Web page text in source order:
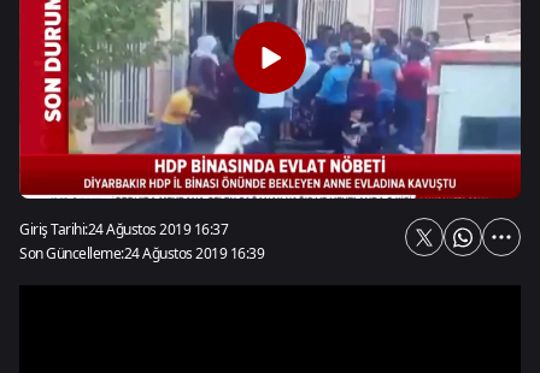
Giriş Tarihi:24 Ağustos 2019 16:37
Son Güncelleme:24 Ağustos 2019 16:39